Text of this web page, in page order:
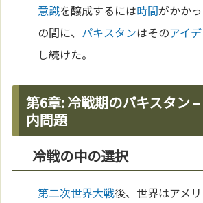
意識を醸成するには時間がかか
の間に、 パキスタンはそのアイ
し続けた。
第6章: 冷戦期のパキスタン
内問題
冷戦の中の選択
第二次世界大戦後、世界はアメ